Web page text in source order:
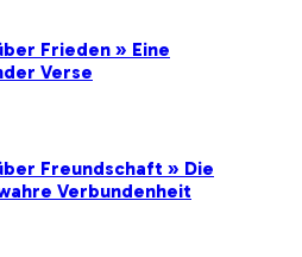
Frieden » Eine
Verse
Freundschaft » Die
Verbundenheit